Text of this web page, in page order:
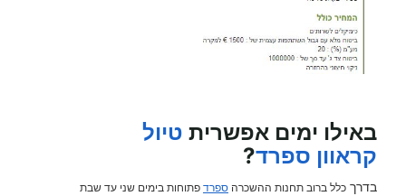
באילו ימים אפשרית טיול
קראוון ספרד?
בדרך כלל ברוב תחנות ההשכרה ספרדפתוחות בימים שני עד שבת